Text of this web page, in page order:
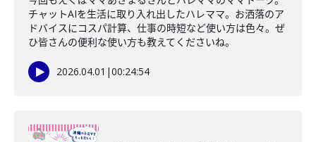
チャットAIを生活に取り入れ出したハレママ。お洒落のア
ドバイスにコスパ計算、仕事の時短など使い方は色々。ぜ
ひ皆さんの便利な使い方も教えてくださいね。
2026.04.01 |00:24:54